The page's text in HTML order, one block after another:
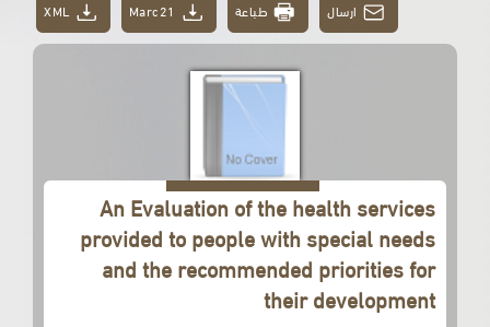
ارسال طباعة Marc21
An Evaluation of the health services
provided to people with special needs
and the recommended priorities for
their development